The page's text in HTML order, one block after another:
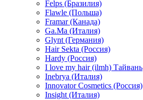
Felps (Бразилия)
Flawle (Польша)
Framar (Канада)
Ga.Ma (Италия)
Glynt (Германия)
Hair Sekta (Россия)
Hardy (Россия)
I love my hair (ilmh) Тайвань
Inebrya (Италия)
Innovator Cosmetics (Россия)
Insight (Италия)